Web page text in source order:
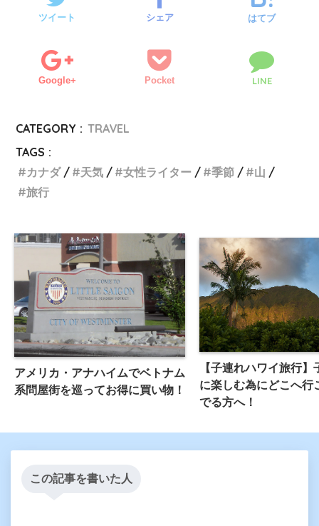
ツイート シェア はてブ
Google+ Pocket LINE
CATEGORY : TRAVEL
TAGS :
カナダ
天気 女性ライター 季節
山
旅行
アメリカ・アナハイムでベトナム
系問屋街を巡ってお得に買い物！
【子連れハワイ旅行】
に楽しむ為にどこへ行
でる方へ！
この記事を書いた人